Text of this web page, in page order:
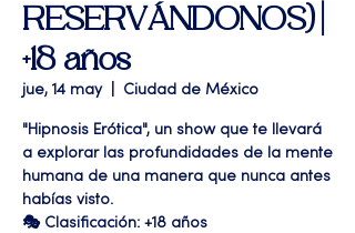
RESERVÁNDONOS) |
+18 años
jue, 14 may
  |
Ciudad de México
"Hipnosis Erótica", un show que te llevará
a explorar las profundidades de la mente
humana de una manera que nunca antes
habías visto.
🎭 Clasificación: +18 años